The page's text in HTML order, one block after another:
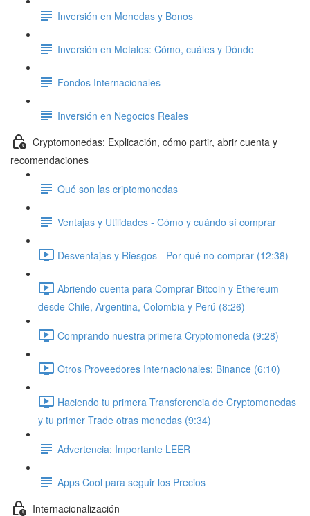
Inversión en Monedas y Bonos
Inversión en Metales: Cómo, cuáles y Dónde
Fondos Internacionales
Inversión en Negocios Reales
Cryptomonedas: Explicación, cómo partir, abrir cuenta y
recomendaciones
Qué son las criptomonedas
Ventajas y Utilidades - Cómo y cuándo sí comprar
Desventajas y Riesgos - Por qué no comprar (12:38)
Abriendo cuenta para Comprar Bitcoin y Ethereum
desde Chile, Argentina, Colombia y Perú (8:26)
Comprando nuestra primera Cryptomoneda (9:28)
Otros Proveedores Internacionales: Binance (6:10)
Haciendo tu primera Transferencia de Cryptomonedas
y tu primer Trade otras monedas (9:34)
Advertencia: Importante LEER
Apps Cool para seguir los Precios
Internacionalización